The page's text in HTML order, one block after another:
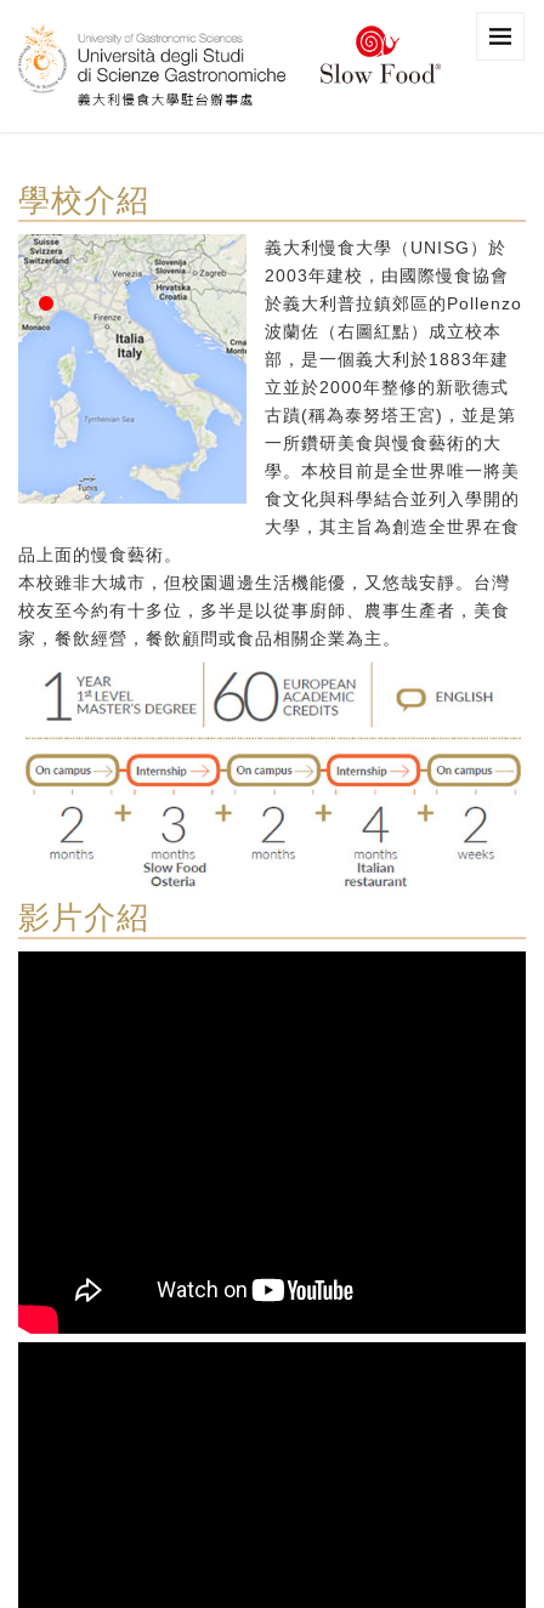
學校介紹
義大利慢食大學（UNISG）於
2003年建校，由國際慢食協會
於義大利普拉鎮郊區的Pollenzo
波蘭佐（右圖紅點）成立校本
部，是一個義大利於1883年建
立並於2000年整修的新歌德式
古蹟(稱為泰努塔王宮)，並是第
一所鑽研美食與慢食藝術的大
學。本校目前是全世界唯一將美
食文化與科學結合並列入學開的
大學，其主旨為創造全世界在食
品上面的慢食藝術。
本校雖非大城市，但校園週邊生活機能優，又悠哉安靜。台灣
校友至今約有十多位，多半是以從事廚師、農事生產者，美食
家，餐飲經營，餐飲顧問或食品相關企業為主。
影片介紹